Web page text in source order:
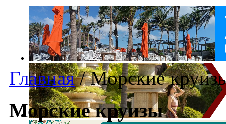
Главная /Морские
Морские круизы